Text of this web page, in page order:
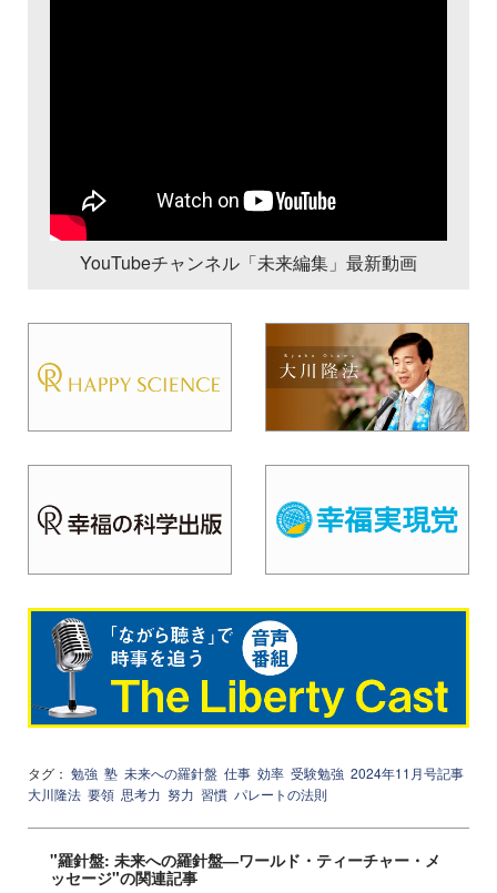
YouTubeチャンネル「未来編集」最新動画
タグ： 勉強 塾 未来への羅針盤 仕事 効率 受験勉強 2024年11月号記事
大川隆法 要領 思考力 努力 習慣 パレートの法則
"羅針盤: 未来への羅針盤―ワールド・ティーチャー・メ
ッセージ"の関連記事